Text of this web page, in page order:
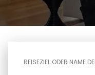
REISEZIEL ODER NAME